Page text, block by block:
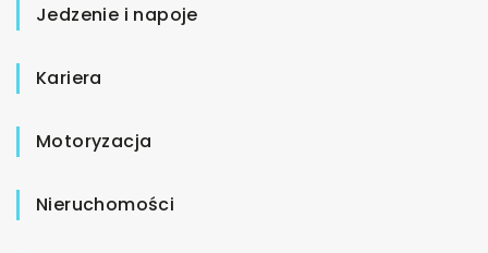
Jedzenie i napoje
Kariera
Motoryzacja
Nieruchomości